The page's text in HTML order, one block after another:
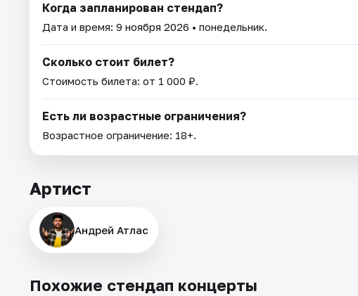
Когда запланирован стендап?
Дата и время: 9 ноября 2026 • понедельник.
Сколько стоит билет?
Стоимость билета: от 1 000 ₽.
Есть ли возрастные ограничения?
Возрастное ограничение: 18+.
Артист
Андрей Атлас
Похожие стендап концерты